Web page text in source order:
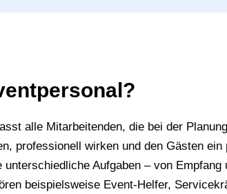
alle Mitarbeitenden, die bei der
professionell wirken und den Gästen
unterschiedliche Aufgaben – von
beispielsweise Event-Helfer,